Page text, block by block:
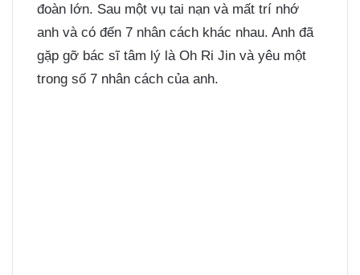
đoàn lớn. Sau một vụ tai nạn và mất trí nhớ
anh và có đến 7 nhân cách khác nhau. Anh đã
gặp gỡ bác sĩ tâm lý là Oh Ri Jin và yêu một
trong số 7 nhân cách của anh.